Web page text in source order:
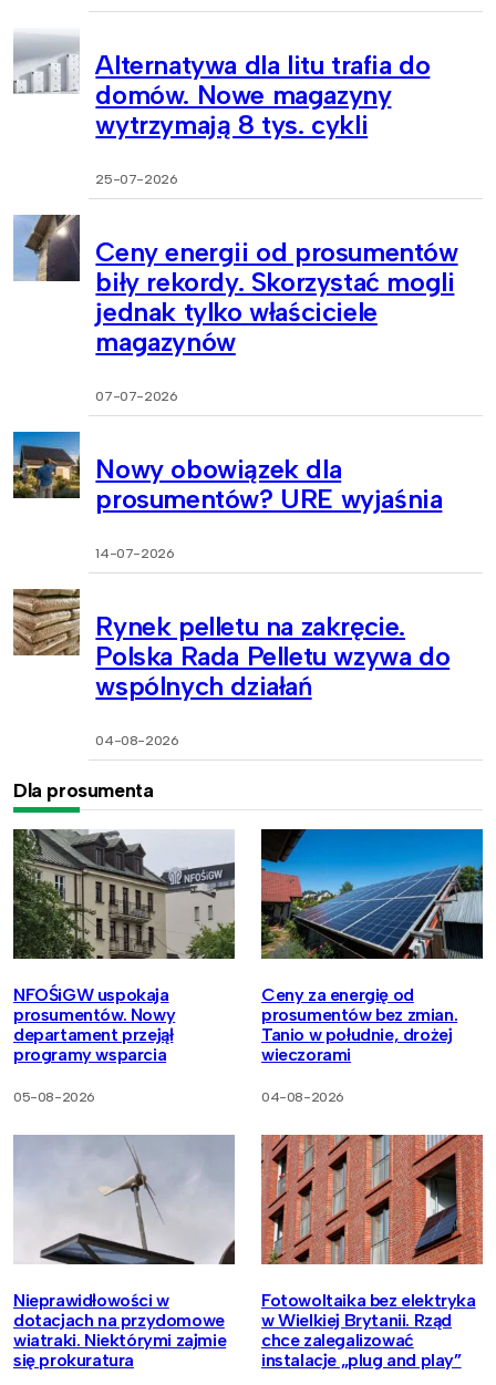
Alternatywa dla litu trafia do
domów. Nowe magazyny
wytrzymają 8 tys. cykli
25-07-2026
Ceny energii od prosumentów
biły rekordy. Skorzystać mogli
jednak tylko właściciele
magazynów
07-07-2026
Nowy obowiązek dla
prosumentów? URE wyjaśnia
14-07-2026
Rynek pelletu na zakręcie.
Polska Rada Pelletu wzywa do
wspólnych działań
04-08-2026
Dla prosumenta
NFOŚiGW uspokaja
prosumentów. Nowy
departament przejął
programy wsparcia
05-08-2026
Ceny za energię od
prosumentów bez zmian.
Tanio w południe, drożej
wieczorami
04-08-2026
Nieprawidłowości w
dotacjach na przydomowe
wiatraki. Niektórymi zajmie
się prokuratura
Fotowoltaika bez elektryka
w Wielkiej Brytanii. Rząd
chce zalegalizować
instalacje „plug and play”